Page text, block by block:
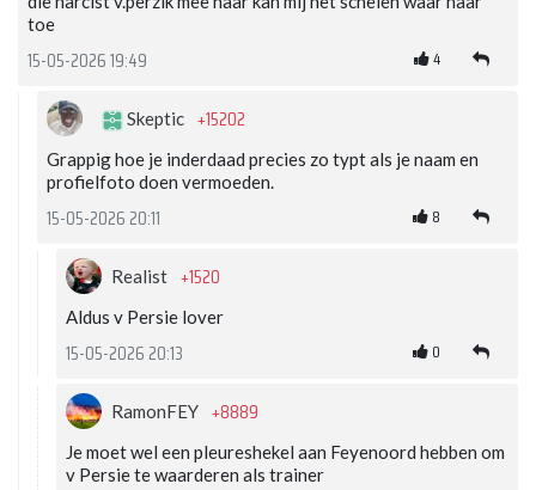
toe
15-05-2026 19:49 4
Skeptic +15202
Grappig hoe je inderdaad precies zo typt als je naam en
profielfoto doen vermoeden.
15-05-2026 20:11 8
Realist +1520
Aldus v Persie lover
15-05-2026 20:13 0
RamonFEY +8889
Je moet wel een pleureshekel aan Feyenoord hebben om
v Persie te waarderen als trainer